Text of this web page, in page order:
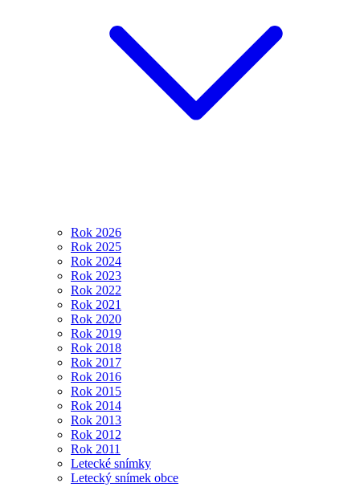
Rok 2026
Rok 2025
Rok 2024
Rok 2023
Rok 2022
Rok 2021
Rok 2020
Rok 2019
Rok 2018
Rok 2017
Rok 2016
Rok 2015
Rok 2014
Rok 2013
Rok 2012
Rok 2011
Letecké snímky
Letecký snímek obce